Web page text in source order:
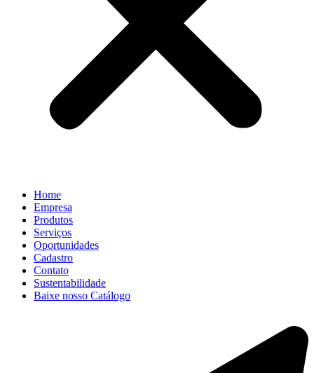
Home
Empresa
Produtos
Serviços
Oportunidades
Cadastro
Contato
Sustentabilidade
Baixe nosso Catálogo